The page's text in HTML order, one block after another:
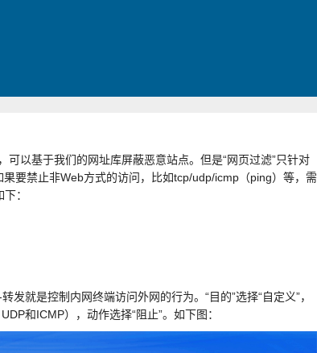
可以基于我们的网址库屏蔽恶意站点。但是“网页过滤”只针对
要禁止非Web方式的访问，比如tcp/udp/icmp（ping）等，需
：
发就是控制内网终端访问外网的行为。“目的”选择“自定义”，
和ICMP），动作选择“阻止”。如下图：